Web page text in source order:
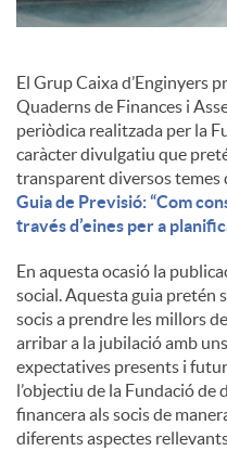
c
o
n
t
i
n
El Grup Caixa d’Enginyers
Quaderns de Finances i
periòdica realitzada per la
caràcter divulgatiu que
transparent diversos temes
Guia de Previsió: “Com
través d’eines per a
En aquesta ocasió la
social. Aquesta guia pretén
socis a prendre les millors
arribar a la jubilació amb
expectatives presents i
l’objectiu de la Fundació
financera als socis de
diferents aspectes